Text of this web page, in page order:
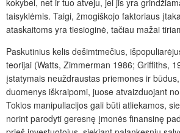
taisyklėmis. Taigi, žmogiškojo faktoriaus
ataskaitoms yra tiesioginė, tačiau mažai
Paskutinius kelis dešimtmečius,
teorijai (Watts, Zimmerman 1986; Griffiths,
įstatymais neuždraustas priemones ir
duomenys iškraipomi, juose atvaizduojant
Tokios manipuliacijos gali būti atliekamos,
norint parodyti geresnę įmonės finansinę